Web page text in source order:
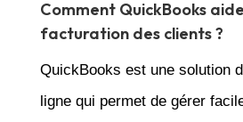
Comment QuickBooks
facturation des clients ?
QuickBooks est une solution
ligne qui permet de gérer